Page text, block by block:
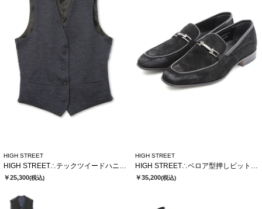
HIGH STREET
HIGH STREET∴テックツイードハニカムジャージリバーシブルジレ
￥25,300(税込)
HIGH STREET
HIGH STREET∴ベロア型押しビットローファー
￥35,200(税込)